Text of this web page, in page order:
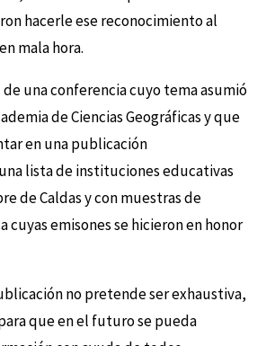
hacerle ese reconocimiento al
mala hora.
una conferencia cuyo tema asumió
de Ciencias Geográficas y que
en una publicación
lista de instituciones educativas
de Caldas y con muestras de
emisones se hicieron en honor
no pretende ser exhaustiva,
que en el futuro se pueda